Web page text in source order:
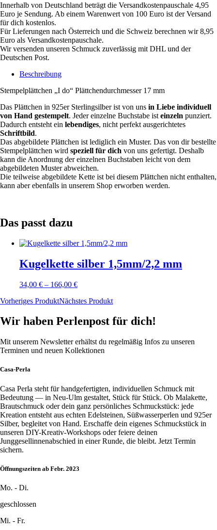
Innerhalb von Deutschland beträgt die Versandkostenpauschale 4,95
Euro je Sendung. Ab einem Warenwert von 100 Euro ist der Versand
für dich kostenlos.
Für Lieferungen nach Österreich und die Schweiz berechnen wir 8,95
Euro als Versandkostenpauschale.
Wir versenden unseren Schmuck zuverlässig mit DHL und der
Deutschen Post.
Beschreibung
Stempelplättchen „I do“ Plättchendurchmesser 17 mm
Das Plättchen in 925er Sterlingsilber ist von uns in Liebe individuell
von Hand gestempelt. Jeder einzelne Buchstabe ist einzeln punziert.
Dadurch entsteht ein lebendiges, nicht perfekt ausgerichtetes
Schriftbild.
Das abgebildete Plättchen ist lediglich ein Muster. Das von dir bestellte
Stempelplättchen wird speziell für dich von uns gefertigt. Deshalb
kann die Anordnung der einzelnen Buchstaben leicht von dem
abgebildeten Muster abweichen.
Die teilweise abgebildete Kette ist bei diesem Plättchen nicht enthalten,
kann aber ebenfalls in unserem Shop erworben werden.
Das passt dazu
Kugelkette silber 1,5mm/2,2 mm
34,00 € – 166,00 €
Vorheriges ProduktNächstes Produkt
Wir haben Perlenpost für dich!
Mit unserem Newsletter erhältst du regelmäßig Infos zu unseren
Terminen und neuen Kollektionen
Casa-Perla
Casa Perla steht für handgefertigten, individuellen Schmuck mit
Bedeutung — in Neu-Ulm gestaltet, Stück für Stück. Ob Malakette,
Brautschmuck oder dein ganz persönliches Schmuckstück: jede
Kreation entsteht aus echten Edelsteinen, Süßwasserperlen und 925er
Silber, begleitet von Hand. Erschaffe dein eigenes Schmuckstück in
unseren DIY-Kreativ-Workshops oder feiere deinen
Junggesellinnenabschied in einer Runde, die bleibt. Jetzt Termin
sichern.
Öffnungszeiten ab Febr. 2023
Mo. - Di.
geschlossen
Mi. - Fr.